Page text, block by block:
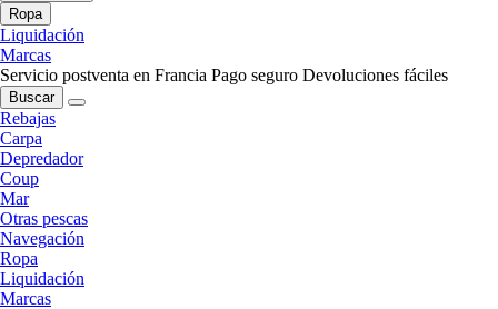
Ropa
Liquidación
Marcas
Servicio postventa en Francia Pago seguro Devoluciones fáciles
Buscar
Rebajas
Carpa
Depredador
Coup
Mar
Otras pescas
Navegación
Ropa
Liquidación
Marcas